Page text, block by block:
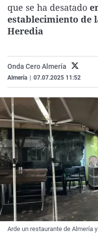
que se ha desatado
establecimiento de
Heredia
Onda Cero Almería
Almería 07.07.2025 11:52
Arde un restaurante de Almería